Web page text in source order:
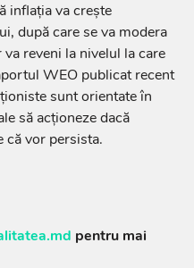
inflaţia va creşte
după care se va modera
reveni la nivelul la care
WEO publicat recent
sunt orientate în
să acţioneze dacă
că vor persista.
pentru mai